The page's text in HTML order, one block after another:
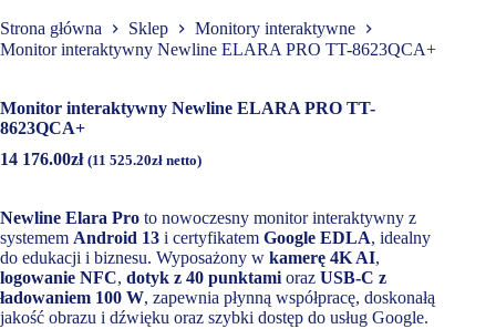
Strona główna Sklep
Monitory interaktywne
Monitor interaktywny Newline ELARA PRO TT-8623QCA+
Monitor interaktywny Newline ELARA PRO TT-
8623QCA+
14 176.00zł (11 525.20zł netto)
Newline Elara Pro to nowoczesny monitor interaktywny z
systemem Android 13 i certyfikatem Google EDLA, idealny
do edukacji i biznesu. Wyposażony w kamerę 4K AI,
logowanie NFC, dotyk z 40 punktami oraz USB-C z
ładowaniem 100 W, zapewnia płynną współpracę, doskonałą
jakość obrazu i dźwięku oraz szybki dostęp do usług Google.